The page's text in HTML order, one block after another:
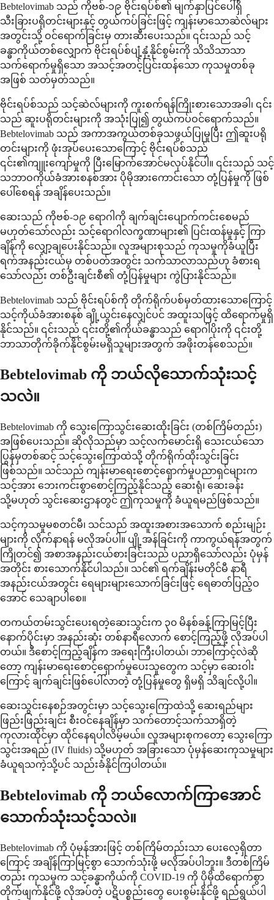
Bebtelovimab သည် ကိုဗစ်-၁၉ ဗိုင်းရပ်စ်၏ မျက်နှာပြင်ပေါ်ရှိ
သီးခြားပရိုတင်းများနှင့် တွယ်ကပ်ခြင်းဖြင့် ကျန်းမာသောဆဲလ်များ
အတွင်းသို့ ဝင်ရောက်ခြင်းမှ တားဆီးပေးသည်။ ၎င်းသည် သင့်
ခန္ဓာကိုယ်တစ်လျှောက် ဗိုင်းရပ်စ်ပျံ့နှံ့နိုင်စွမ်းကို သိသိသာသာ
သက်ရောက်မှုရှိသော အသင့်အတင့်ပြင်းထန်သော ကုသမှုတစ်ခု
အဖြစ် သတ်မှတ်သည်။
ဗိုင်းရပ်စ်သည် သင့်ဆဲလ်များကို ကူးစက်ရန်ကြိုးစားသောအခါ၊ ၎င်း
သည် ဆူးပရိုတင်းများကို အသုံးပြု၍ တွယ်ကပ်ဝင်ရောက်သည်။
Bebtelovimab သည် အကာအကွယ်တစ်ခုသဖွယ်ပြုမူပြီး ဤဆူးပရို
တင်းများကို ဖုံးအုပ်ပေးသောကြောင့် ဗိုင်းရပ်စ်သည်
၎င်း၏ကျူးကျော်မှုကို ပြီးမြောက်အောင်မလုပ်နိုင်ပါ။ ၎င်းသည် သင့်
သဘာဝကိုယ်ခံအားစနစ်အား ပိုမိုအားကောင်းသော တုံ့ပြန်မှုကို ဖြစ်
ပေါ်စေရန် အချိန်ပေးသည်။
ဆေးသည် ကိုဗစ်-၁၉ ရောဂါကို ချက်ချင်းပျောက်ကင်းစေမည်
မဟုတ်သော်လည်း သင့်ရောဂါလက္ခဏာများ၏ ပြင်းထန်မှုနှင့် ကြာ
ချိန်ကို လျှော့ချပေးနိုင်သည်။ လူအများစုသည် ကုသမှုကိုခံယူပြီး
ရက်အနည်းငယ်မှ တစ်ပတ်အတွင်း သက်သာလာသည်ဟု ခံစားရ
သော်လည်း တစ်ဦးချင်းစီ၏ တုံ့ပြန်မှုများ ကွဲပြားနိုင်သည်။
Bebtelovimab သည် ဗိုင်းရပ်စ်ကို တိုက်ရိုက်ပစ်မှတ်ထားသောကြောင့်
သင့်ကိုယ်ခံအားစနစ် ချို့ယွင်းနေလျှင်ပင် အထူးသဖြင့် ထိရောက်မှုရှိ
နိုင်သည်။ ၎င်းသည် ၎င်းတို့၏ကိုယ်ခန္ဓာသည် ရောဂါပိုးကို ၎င်းတို့
ဘာသာတိုက်ခိုက်နိုင်စွမ်းမရှိသူများအတွက် အဖိုးတန်စေသည်။
Bebtelovimab ကို ဘယ်လိုသောက်သုံးသင့်
သလဲ။
Bebtelovimab ကို သွေးကြောသွင်းဆေးထိုးခြင်း (တစ်ကြိမ်တည်း)
အဖြစ်ပေးသည်။ ဆိုလိုသည်မှာ သင့်လက်မောင်းရှိ သေးငယ်သော
ပြွန်မှတစ်ဆင့် သင့်သွေးကြောထဲသို့ တိုက်ရိုက်ထိုးသွင်းခြင်း
ဖြစ်သည်။ သင်သည် ကျန်းမာရေးစောင့်ရှောက်မှုပညာရှင်များက
သင့်အား ဘေးကင်းစွာစောင့်ကြည့်နိုင်သည့် ဆေးရုံ၊ ဆေးခန်း
သို့မဟုတ် သွင်းဆေးဌာနတွင် ဤကုသမှုကို ခံယူရမည်ဖြစ်သည်။
သင့်ကုသမှုမစတင်မီ၊ သင်သည် အထူးအစားအသောက် စည်းမျဉ်း
များကို လိုက်နာရန် မလိုအပ်ပါ။ ပျို့အန်ခြင်းကို ကာကွယ်ရန်အတွက်
ကြိုတင်၍ အစာအနည်းငယ်စားခြင်းသည် ပညာရှိသော်လည်း ပုံမှန်
အတိုင်း စားသောက်နိုင်ပါသည်။ သင်၏ ရက်ချိန်းမတိုင်မီ နာရီ
အနည်းငယ်အတွင်း ရေများများသောက်ခြင်းဖြင့် ရေဓာတ်ပြည့်ဝ
အောင် သေချာပါစေ။
တကယ်တမ်းသွင်းပေးရတဲ့ဆေးသွင်းက ၃၀ မိနစ်ခန့်ကြာမြင့်ပြီး
နောက်ပိုင်းမှာ အနည်းဆုံး တစ်နာရီလောက် စောင့်ကြည့်ဖို့ လိုအပ်ပါ
တယ်။ ဒီစောင့်ကြည့်ချိန်က အရေးကြီးပါတယ်၊ ဘာကြောင့်လဲဆို
တော့ ကျန်းမာရေးစောင့်ရှောက်မှုပေးသူတွေက သင့်မှာ ဆေးဝါး
ကြောင့် ချက်ချင်းဖြစ်ပေါ်လာတဲ့ တုံ့ပြန်မှုတွေ ရှိမရှိ သိချင်လို့ပါ။
ဆေးသွင်းနေစဉ်အတွင်းမှာ သင့်သွေးကြောထဲသို့ ဆေးရည်များ
ဖြည်းဖြည်းချင်း စီးဝင်နေချိန်မှာ သက်တောင့်သက်သာရှိတဲ့
ကုလားထိုင်မှာ ထိုင်နေရပါလိမ့်မယ်။ လူအများစုကတော့ သွေးကြော
သွင်းအရည် (IV fluids) သို့မဟုတ် အခြားသော ပုံမှန်ဆေးကုသမှုများ
ခံယူရသကဲ့သို့ပင် သည်းခံနိုင်ကြပါတယ်။
Bebtelovimab ကို ဘယ်လောက်ကြာအောင်
သောက်သုံးသင့်သလဲ။
Bebtelovimab ကို ပုံမှန်အားဖြင့် တစ်ကြိမ်တည်းသာ ပေးလေ့ရှိတာ
ကြောင့် အချိန်ကြာမြင့်စွာ သောက်သုံးဖို့ မလိုအပ်ပါဘူး။ ဒီတစ်ကြိမ်
တည်း ကုသမှုက သင့်ခန္ဓာကိုယ်ကို COVID-19 ကို ပိုမိုထိရောက်စွာ
တိုက်ဖျက်နိုင်ဖို့ လိုအပ်တဲ့ ပဋိပစ္စည်းတွေ ပေးစွမ်းနိုင်ဖို့ ရည်ရွယ်ပါ